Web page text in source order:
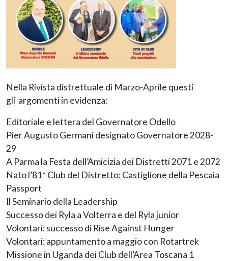
Nella Rivista distrettuale di Marzo-Aprile questi
gli argomenti in evidenza:
Editoriale e lettera del Governatore Odello
Pier Augusto Germani designato Governatore 2028-
29
A Parma la Festa dell’Amicizia dei Distretti 2071 e 2072
Nato l’81* Club del Distretto: Castiglione della Pescaia
Passport
Il Seminario della Leadership
Successo dei Ryla a Volterra e del Ryla junior
Volontari: successo di Rise Against Hunger
Volontari: appuntamento a maggio con Rotartrek
Missione in Uganda dei Club dell’Area Toscana 1